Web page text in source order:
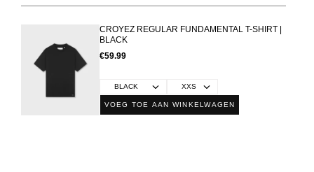
CROYEZ REGULAR FUNDAMENTAL T-SHIRT |
BLACK
€59.99
VOEG TOE AAN WINKELWAGEN